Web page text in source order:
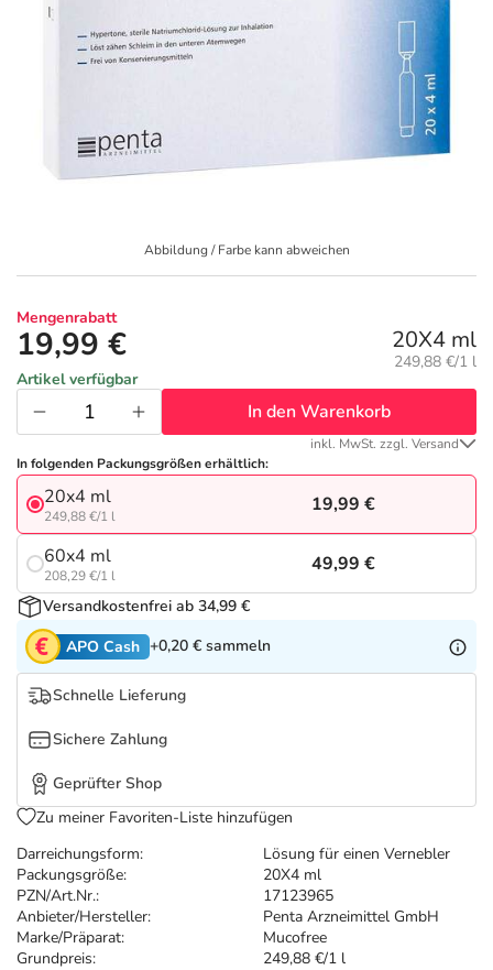
Diabetes
Liebe & Erotik
Mutter & Kind
Natur & Homöopathie
Sanitätshaus
Sport & Fitness
Tierapotheke
Vitamine & Mineralstoffe
Marken
Geschenkideen
Summer SALE
Reiseapotheke
Sonnenpflege
Sommerpflege für Haar und Kopfhaut
Täglich gut versorgt
Fragen und Antworten
Ratgeber
Beliebte Beiträge
E-Rezept App
5% Extra Cash
Eucerin Deals
Evolsin Deals
Nattermann Deals
R(h)ein Nutrition Deals
Refluthin, Lasea & Carmenthin Deals
Salus Deals
Abbildung / Farbe kann abweichen
Darreichungsform:
Lösung für einen Vernebler
Packungsgröße:
20X4 ml
PZN/Art.Nr.:
17123965
Anbieter/Hersteller:
Penta Arzneimittel GmbH
Marke/Präparat:
Mucofree
Grundpreis:
249,88 €/1 l
Mengenrabatt
19,99 € 20X4 ml
Grundpreis:
249,88 €/1 l
Artikel verfügbar
In den Warenkorb
inkl. MwSt. zzgl. Versand
In folgenden Packungsgrößen erhältlich:
20x4 ml
249,88 €/1 l
19,99 €
60x4 ml
208,29 €/1 l
49,99 €
Versandkostenfrei ab 34,99 €
APO Cash +0,20 € sammeln
Schnelle Lieferung
Sichere Zahlung
Geprüfter Shop
Zu meiner Favoriten-Liste hinzufügen